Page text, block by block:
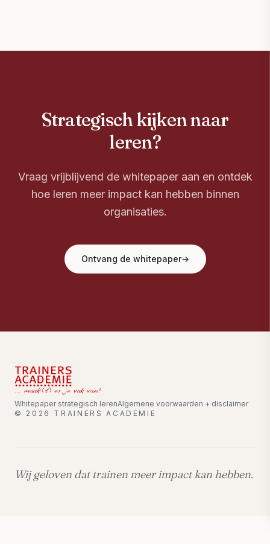
Strategisch kijken naar
leren?
Vraag vrijblijvend de whitepaper aan en ontdek
hoe leren meer impact kan hebben binnen
organisaties.
Ontvang de whitepaper→
Whitepaper strategisch lerenAlgemene voorwaarden + disclaimer
© 2026 TRAINERS ACADEMIE
Wij geloven dat trainen meer impact kan hebben.